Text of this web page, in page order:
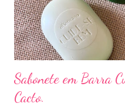
Sabonete em Barra
Cacto.